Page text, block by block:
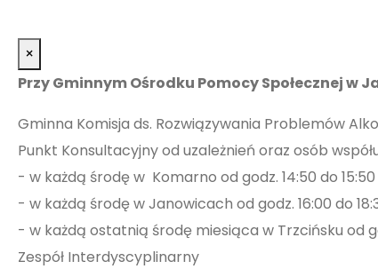
×
Przy Gminnym Ośrodku Pomocy Społecznej
Gminna Komisja ds. Rozwiązywania Problemów
Punkt Konsultacyjny od uzależnień oraz osób
- w każdą środę w Komarno od godz. 14:50 do
- w każdą środę w Janowicach od godz. 16:00 do
- w każdą ostatnią środę miesiąca w Trzcińsku od
Zespół Interdyscyplinarny